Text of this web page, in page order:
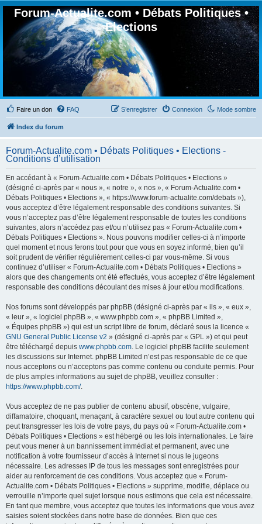
Forum-Actualite.com • Débats Politiques •
Elections
Faire un don Mode sombre
FAQ Connexion
S’enregistrer
Index du forum
Forum-Actualite.com • Débats Politiques • Elections -
Conditions d’utilisation
En accédant à « Forum-Actualite.com • Débats Politiques • Elections »
(désigné ci-après par « nous », « notre », « nos », « Forum-Actualite.com •
Débats Politiques • Elections », « https://www.forum-actualite.com/debats »),
vous acceptez d’être légalement responsable des conditions suivantes. Si
vous n’acceptez pas d’être légalement responsable de toutes les conditions
suivantes, alors n’accédez pas et/ou n’utilisez pas « Forum-Actualite.com •
Débats Politiques • Elections ». Nous pouvons modifier celles-ci à n’importe
quel moment et nous ferons tout pour que vous en soyez informé, bien qu’il
soit prudent de vérifier régulièrement celles-ci par vous-même. Si vous
continuez d’utiliser « Forum-Actualite.com • Débats Politiques • Elections »
alors que des changements ont été effectués, vous acceptez d’être légalement
responsable des conditions découlant des mises à jour et/ou modifications.
Nos forums sont développés par phpBB (désigné ci-après par « ils », « eux »,
« leur », « logiciel phpBB », « www.phpbb.com », « phpBB Limited »,
« Équipes phpBB ») qui est un script libre de forum, déclaré sous la licence «
GNU General Public License v2 » (désigné ci-après par « GPL ») et qui peut
être téléchargé depuis www.phpbb.com. Le logiciel phpBB facilite seulement
les discussions sur Internet. phpBB Limited n’est pas responsable de ce que
nous acceptons ou n’acceptons pas comme contenu ou conduite permis. Pour
de plus amples informations au sujet de phpBB, veuillez consulter :
https://www.phpbb.com/.
Vous acceptez de ne pas publier de contenu abusif, obscène, vulgaire,
diffamatoire, choquant, menaçant, à caractère sexuel ou tout autre contenu qui
peut transgresser les lois de votre pays, du pays où « Forum-Actualite.com •
Débats Politiques • Elections » est hébergé ou les lois internationales. Le faire
peut vous mener à un bannissement immédiat et permanent, avec une
notification à votre fournisseur d’accès à Internet si nous le jugeons
nécessaire. Les adresses IP de tous les messages sont enregistrées pour
aider au renforcement de ces conditions. Vous acceptez que « Forum-
Actualite.com • Débats Politiques • Elections » supprime, modifie, déplace ou
verrouille n’importe quel sujet lorsque nous estimons que cela est nécessaire.
En tant que membre, vous acceptez que toutes les informations que vous avez
saisies soient stockées dans notre base de données. Bien que ces